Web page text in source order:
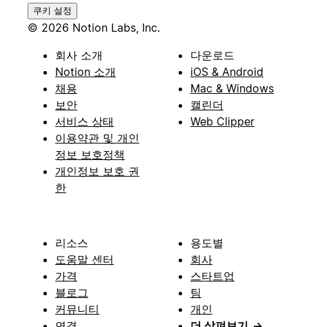
쿠키 설정
© 2026 Notion Labs, Inc.
회사 소개
Notion 소개
채용
보안
서비스 상태
이용약관 및 개인
정보 보호정책
개인정보 보호 권
한
다운로드
iOS & Android
Mac & Windows
캘린더
Web Clipper
리소스
도움말 센터
가격
블로그
커뮤니티
용도별
회사
스타트업
팀
개인